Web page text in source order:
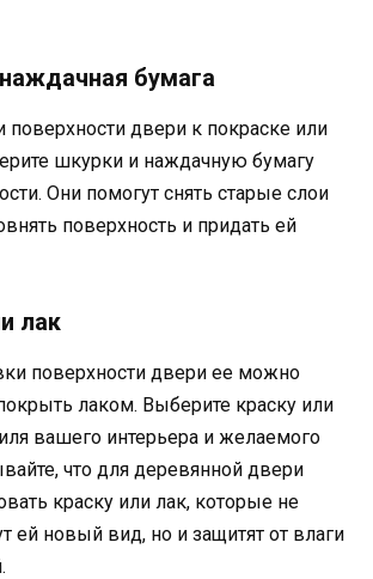
бумага
поверхности двери к покраске или
шкурки и наждачную бумагу
Они помогут снять старые слои
поверхность и придать ей
лак
поверхности двери ее можно
лаком. Выберите краску или
вашего интерьера и желаемого
что для деревянной двери
краску или лак, которые не
ей новый вид, но и защитят от влаги